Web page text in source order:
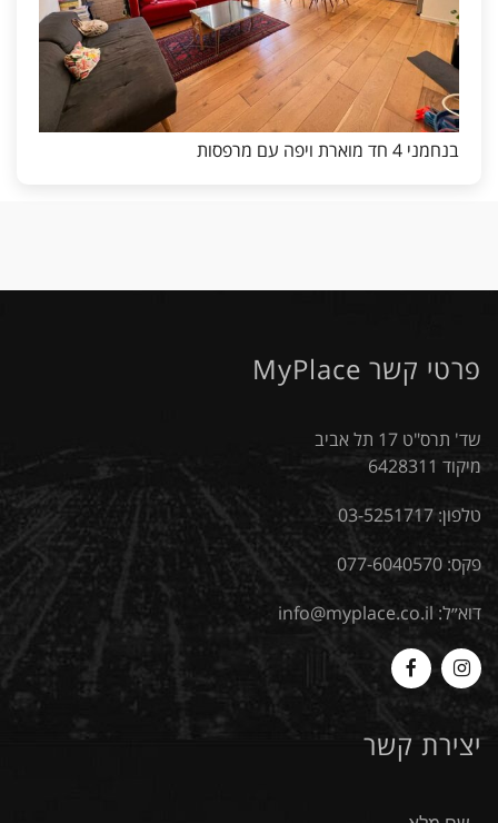
בנחמני 4 חד מוארת ויפה עם מרפסות
פרטי קשר MyPlace
שד' תרס"ט 17 תל אביב
מיקוד 6428311
טלפון:03-5251717
פקס: 077-6040570
דוא״ל: info@myplace.co.il
Myplace
-
Instagram
MyPlace
Facebook
יצירת קשר